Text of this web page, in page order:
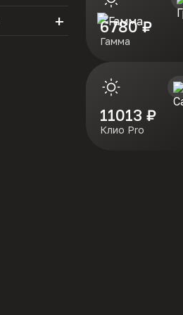
6780 ₽
Гамма
11013 ₽
Клио Pro